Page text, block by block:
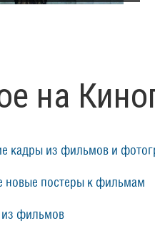
на
кадры из фильмов и
новые постеры к фильмам
фильмов